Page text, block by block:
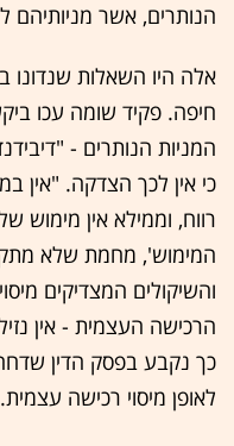
הנותרים, אשר מניותיהם
אלה היו השאלות שנדונו
חיפה. פקיד שומה עכו
המניות הנותרים -
כי אין לכך הצדקה. "אין
רווח, וממילא אין מימוש
המימוש', מחמת שלא
והשיקולים המצדיקים
הרכישה העצמית - אין
כך נקבע בפסק הדין
לאופן מיסוי רכישה עצמית.